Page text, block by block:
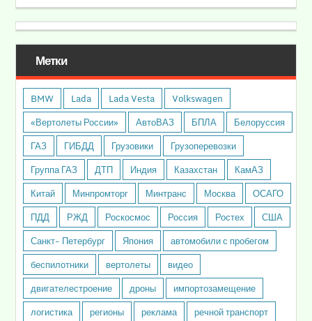
Метки
BMW Lada Lada Vesta
Volkswagen
«Вертолеты России»
АвтоВАЗ БПЛА
Белоруссия
ГАЗ
ГИБДД Грузовики
Грузоперевозки
Группа ГАЗ
ДТП Индия Казахстан
КамАЗ
Китай
Минпромторг Минтранс Москва
ОСАГО
ПДД
РЖД Роскосмос Россия Ростех
США
Санкт- Петербург
Япония
автомобили с пробегом
беспилотники
вертолеты
видео
двигателестроение
дроны
импортозамещение
логистика
регионы реклама
речной транспорт